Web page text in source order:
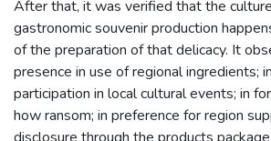
After that, it was verified that the
gastronomic souvenir production
of the preparation of that delicacy. It
presence in use of regional ingredients;
participation in local cultural events; in
how ransom; in preference for region